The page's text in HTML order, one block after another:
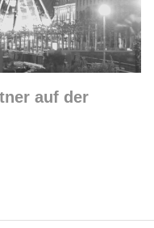
auf der